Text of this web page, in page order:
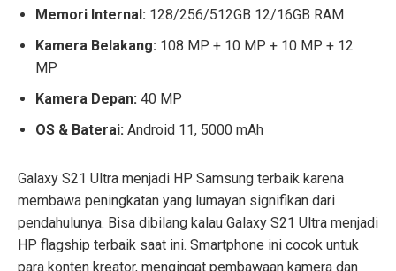
Memori Internal: 128/256/512GB 12/16GB RAM
Kamera Belakang: 108 MP + 10 MP + 10 MP + 12
MP
Kamera Depan: 40 MP
OS & Baterai: Android 11, 5000 mAh
Galaxy S21 Ultra menjadi HP Samsung terbaik karena
membawa peningkatan yang lumayan signifikan dari
pendahulunya. Bisa dibilang kalau Galaxy S21 Ultra menjadi
HP flagship terbaik saat ini. Smartphone ini cocok untuk
para konten kreator, mengingat pembawaan kamera dan